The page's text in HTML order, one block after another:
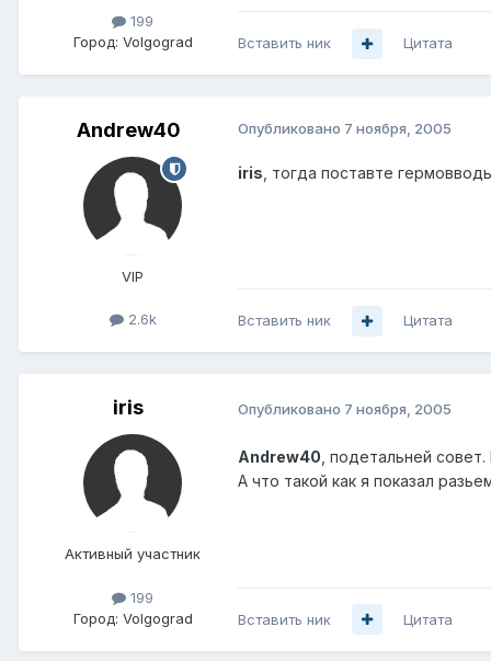
199
Город: Volgograd Вставить ник Цитата
Andrew40
VIP
2.6k
Опубликовано 7 ноября, 2005
iris , тогда поставте
Вставить ник Цитата
iris
Активный участник
199
Город: Volgograd
Опубликовано 7 ноября, 2005
Andrew40 , подетальней
А что такой как я показал
Вставить ник Цитата